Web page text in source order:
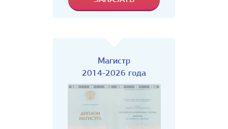
Магистр
2014-2026 года